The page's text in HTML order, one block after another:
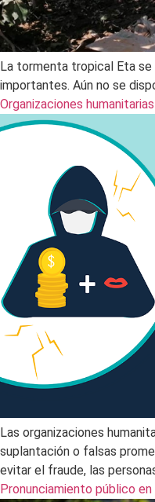
La tormenta tropical Eta se
importantes. Aún no se
Organizaciones
Las organizaciones
suplantación o falsas
evitar el fraude, las
Pronunciamiento público